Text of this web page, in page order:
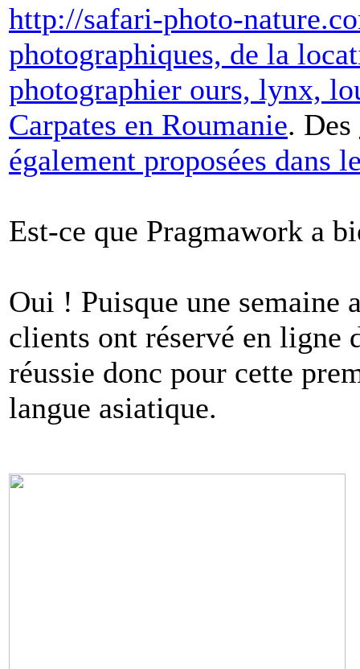
http://safari-photo-
photographiques, de la
photographier ours, lynx,
Carpates en Roumanie. Des
également proposées dans
Est-ce que Pragmawork a
Oui ! Puisque une semaine
clients ont réservé en
réussie donc pour cette
langue asiatique.